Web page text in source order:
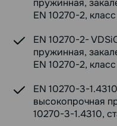
пружинная,
EN 10270-2,
EN 10270-2-
пружинная,
EN 10270-2,
EN 10270-3-
высокопрочная
10270-3-1.4310,